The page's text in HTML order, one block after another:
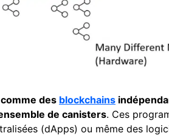
des blockchains
de canisters. Ces
(dApps) ou même des